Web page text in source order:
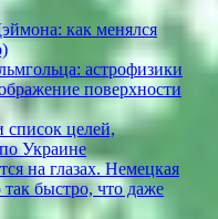
как менялся
астрофизики
поверхности
целей,
Украине
на глазах. Немецкая
быстро, что даже